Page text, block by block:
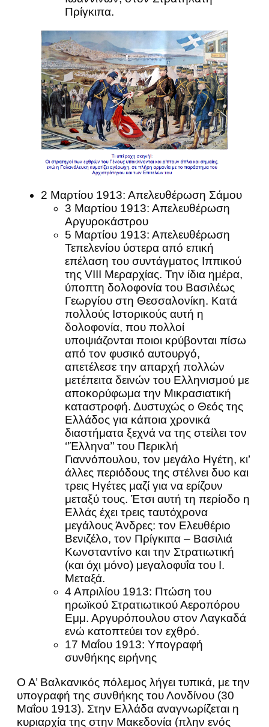
Πρίγκιπα.
2 Μαρτίου 1913: Απελευθέρωση Σάμου
3 Μαρτίου 1913: Απελευθέρωση
Αργυροκάστρου
5 Μαρτίου 1913: Απελευθέρωση
Τεπελενίου ύστερα από επική
επέλαση του συντάγματος Ιππικού
της VIII Μεραρχίας. Την ίδια ημέρα,
ύποπτη δολοφονία του Βασιλέως
Γεωργίου στη Θεσσαλονίκη. Κατά
πολλούς Ιστορικούς αυτή η
δολοφονία, που πολλοί
υποψιάζονται ποιοι κρύβονται πίσω
από τον φυσικό αυτουργό,
απετέλεσε την απαρχή πολλών
μετέπειτα δεινών του Ελληνισμού με
αποκορύφωμα την Μικρασιατική
καταστροφή. Δυστυχώς ο Θεός της
Ελλάδος για κάποια χρονικά
διαστήματα ξεχνά να της στείλει τον
‘’Έλληνα’’ του Περικλή
Γιαννόπουλου, τον μεγάλο Ηγέτη, κι’
άλλες περιόδους της στέλνει δυο και
τρεις Ηγέτες μαζί για να ερίζουν
μεταξύ τους. Έτσι αυτή τη περίοδο η
Ελλάς έχει τρεις ταυτόχρονα
μεγάλους Άνδρες: τον Ελευθέριο
Βενιζέλο, τον Πρίγκιπα – Βασιλιά
Κωνσταντίνο και την Στρατιωτική
(και όχι μόνο) μεγαλοφυΐα του Ι.
Μεταξά.
4 Απριλίου 1913: Πτώση του
ηρωϊκού Στρατιωτικού Αεροπόρου
Εμμ. Αργυρόπουλου στον Λαγκαδά
ενώ κατοπτεύει τον εχθρό.
17 Μαΐου 1913: Υπογραφή
συνθήκης ειρήνης
Ο Α’ Βαλκανικός πόλεμος λήγει τυπικά, με την
υπογραφή της συνθήκης του Λονδίνου (30
Μαΐου 1913). Στην Ελλάδα αναγνωρίζεται η
κυριαρχία της στην Μακεδονία (πλην ενός